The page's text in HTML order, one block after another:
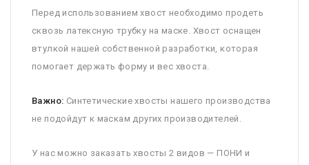
Перед использованием хвост необходимо продеть
сквозь латексную трубку на маске. Хвост оснащен
втулкой нашей собственной разработки, которая
помогает держать форму и вес хвоста.
Важно: Синтетические хвосты нашего производства
не подойдут к маскам других производителей.
У нас можно заказать хвосты 2 видов — ПОНИ и